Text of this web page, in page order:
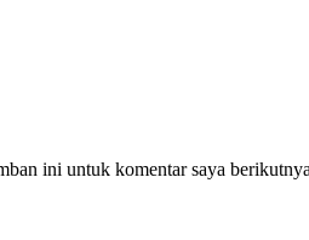
ini untuk komentar saya